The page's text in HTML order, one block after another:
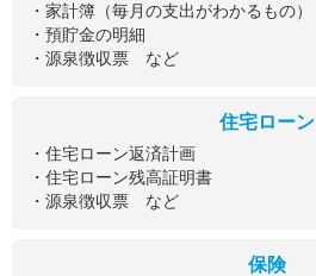
・家計簿（毎月の支出がわかるもの）
・預貯金の明細
・源泉徴収票 など
住宅ローン
・住宅ローン返済計画
・住宅ローン残高証明書
・源泉徴収票 など
保険